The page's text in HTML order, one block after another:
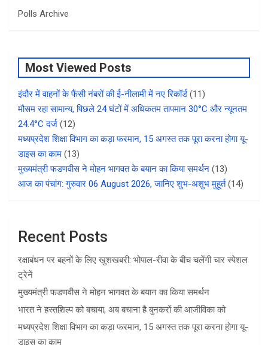
Polls Archive
Most Viewed Posts
इंदौर में वाहनों के फैंसी नंबरों की ई-नीलामी में नए रिकॉर्ड (11)
मौसम रहा सामान्य, पिछले 24 घंटों में अधिकतम तापमान 30°C और न्यूनतम
24.4°C दर्ज (12)
मध्यप्रदेश शिक्षा विभाग का कड़ा फरमान, 15 अगस्त तक पूरा करना होगा यू-
डाइस का काम (13)
मुख्यमंत्री फडणवीस ने मोहन भागवत के बयान का किया समर्थन (13)
आज का पंचांग: गुरुवार 06 August 2026, जानिए शुभ-अशुभ मुहूर्त (14)
Recent Posts
रक्षाबंधन पर बहनों के लिए खुशखबरी: भोपाल-रीवा के बीच चलेंगी चार स्पेशल
ट्रेनें
मुख्यमंत्री फडणवीस ने मोहन भागवत के बयान का किया समर्थन
भारत ने हस्तशिल्प को बचाया, अब बचाना है बुनकरों की आजीविका को
मध्यप्रदेश शिक्षा विभाग का कड़ा फरमान, 15 अगस्त तक पूरा करना होगा यू-
डाइस का काम